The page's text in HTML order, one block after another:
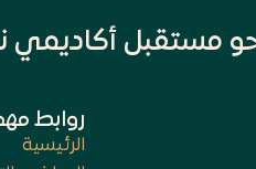
مستقبل أكاديمي
روابط
الرئيسية